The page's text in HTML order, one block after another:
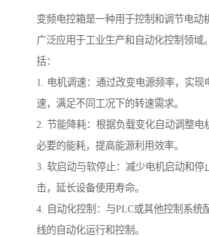
变频电控箱是一种用于控制和调节电动
广泛应用于工业生产和自动化控制领域
括：
1. 电机调速：通过改变电源频率，实现
速，满足不同工况下的转速需求。
2. 节能降耗：根据负载变化自动调整电
必要的能耗，提高能源利用效率。
3. 软启动与软停止：减少电机启动和停
击，延长设备使用寿命。
4. 自动化控制：与PLC或其他控制系统
线的自动化运行和控制。